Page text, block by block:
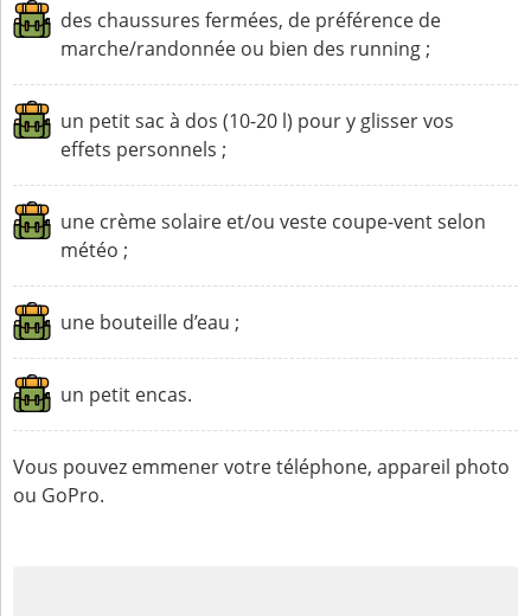
des chaussures fermées, de préférence de
marche/randonnée ou bien des running ;
un petit sac à dos (10-20 l) pour y glisser vos
effets personnels ;
une crème solaire et/ou veste coupe-vent selon
météo ;
une bouteille d’eau ;
un petit encas.
Vous pouvez emmener votre téléphone, appareil photo
ou GoPro.